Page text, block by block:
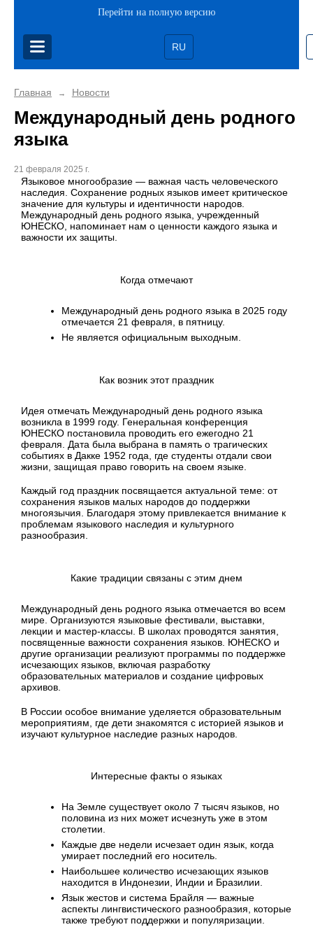
Перейти на полную версию
RU
Главная → Новости
Международный день родного
языка
21 февраля 2025 г.
Языковое многообразие — важная часть человеческого
наследия. Сохранение родных языков имеет критическое
значение для культуры и идентичности народов.
Международный день родного языка, учрежденный
ЮНЕСКО, напоминает нам о ценности каждого языка и
важности их защиты.
Когда отмечают
Международный день родного языка в 2025 году
отмечается 21 февраля, в пятницу.
Не является официальным выходным.
Как возник этот праздник
Идея отмечать Международный день родного языка
возникла в 1999 году. Генеральная конференция
ЮНЕСКО постановила проводить его ежегодно 21
февраля. Дата была выбрана в память о трагических
событиях в Дакке 1952 года, где студенты отдали свои
жизни, защищая право говорить на своем языке.
Каждый год праздник посвящается актуальной теме: от
сохранения языков малых народов до поддержки
многоязычия. Благодаря этому привлекается внимание к
проблемам языкового наследия и культурного
разнообразия.
Какие традиции связаны с этим днем
Международный день родного языка отмечается во всем
мире. Организуются языковые фестивали, выставки,
лекции и мастер-классы. В школах проводятся занятия,
посвященные важности сохранения языков. ЮНЕСКО и
другие организации реализуют программы по поддержке
исчезающих языков, включая разработку
образовательных материалов и создание цифровых
архивов.
В России особое внимание уделяется образовательным
мероприятиям, где дети знакомятся с историей языков и
изучают культурное наследие разных народов.
Интересные факты о языках
На Земле существует около 7 тысяч языков, но
половина из них может исчезнуть уже в этом
столетии.
Каждые две недели исчезает один язык, когда
умирает последний его носитель.
Наибольшее количество исчезающих языков
находится в Индонезии, Индии и Бразилии.
Язык жестов и система Брайля — важные
аспекты лингвистического разнообразия, которые
также требуют поддержки и популяризации.